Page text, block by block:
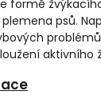
formě
psů.
aktivního